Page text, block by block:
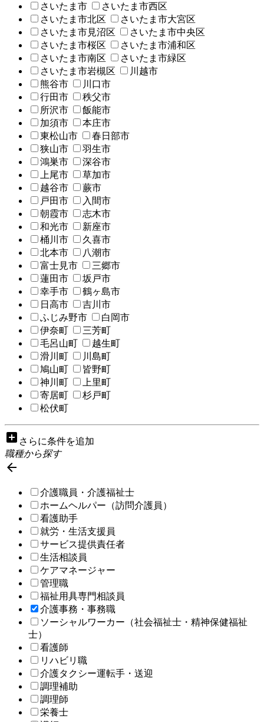
さいたま市
さいたま市西区
さいたま市北区
さいたま市大宮区
さいたま市見沼区
さいたま市中央区
さいたま市桜区
さいたま市浦和区
さいたま市南区
さいたま市緑区
さいたま市岩槻区
川越市
熊谷市
川口市
行田市
秩父市
所沢市
飯能市
加須市
本庄市
東松山市
春日部市
狭山市
羽生市
鴻巣市
深谷市
上尾市
草加市
越谷市
蕨市
戸田市
入間市
朝霞市
志木市
和光市
新座市
桶川市
久喜市
北本市
八潮市
富士見市
三郷市
蓮田市
坂戸市
幸手市
鶴ヶ島市
日高市
吉川市
ふじみ野市
白岡市
伊奈町
三芳町
毛呂山町
越生町
滑川町
川島町
鳩山町
皆野町
神川町
上里町
寄居町
杉戸町
松伏町
add_box さらに条件を追加
職種から探す

介護職員・介護福祉士
ホームヘルパー（訪問介護員）
看護助手
就労・生活支援員
サービス提供責任者
生活相談員
ケアマネージャー
管理職
福祉用具専門相談員
介護事務・事務職
ソーシャルワーカー（社会福祉士・精神保健福祉
士）
看護師
リハビリ職
介護タクシー運転手・送迎
調理補助
調理師
栄養士